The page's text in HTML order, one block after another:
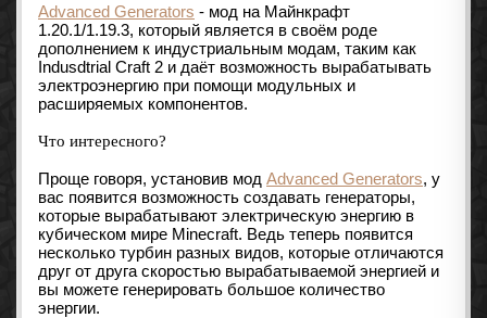
Advanced Generators - мод на Майнкрафт
1.20.1/1.19.3, который является в своём роде
дополнением к индустриальным модам, таким как
Indusdtrial Craft 2 и даёт возможность вырабатывать
электроэнергию при помощи модульных и
расширяемых компонентов.
Что интересного?
Проще говоря, установив мод Advanced Generators, у
вас появится возможность создавать генераторы,
которые вырабатывают электрическую энергию в
кубическом мире Minecraft. Ведь теперь появится
несколько турбин разных видов, которые отличаются
друг от друга скоростью вырабатываемой энергией и
вы можете генерировать большое количество
энергии.